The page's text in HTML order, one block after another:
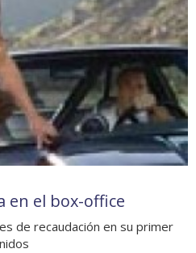
en el box-office
de recaudación en su primer